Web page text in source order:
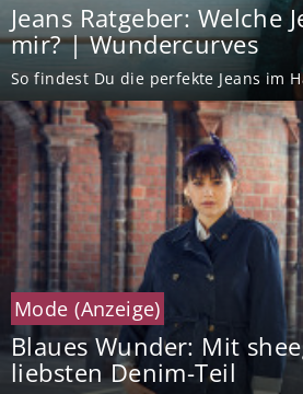
Jeans Ratgeber: Welche
mir? | Wundercurves
So findest Du die perfekte Jeans im
Mode (Anzeige)
Blaues Wunder: Mit
liebsten Denim-Teil